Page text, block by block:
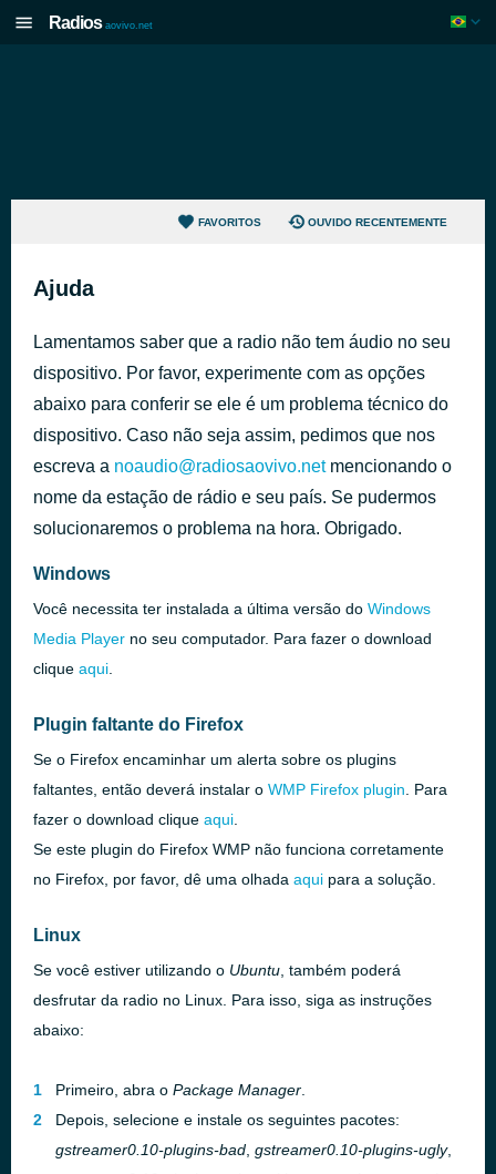
Radios aovivo.net
FAVORITOS OUVIDO RECENTEMENTE
Ajuda
Lamentamos saber que a radio não tem áudio no seu
dispositivo. Por favor, experimente com as opções
abaixo para conferir se ele é um problema técnico do
dispositivo. Caso não seja assim, pedimos que nos
escreva a noaudio@radiosaovivo.netmencionando o
nome da estação de rádio e seu país. Se pudermos
solucionaremos o problema na hora. Obrigado.
Windows
Você necessita ter instalada a última versão do Windows
Media Player no seu computador. Para fazer o download
clique aqui
Plugin faltante do Firefox
Se o Firefox encaminhar um alerta sobre os plugins
faltantes, então deverá instalar o WMP Firefox plugin . Para
fazer o download clique aqui
Se este plugin do Firefox WMP não funciona corretamente
no Firefox, por favor, dê uma olhada aqui para a solução.
Linux
Se você estiver utilizando o Ubuntu , também poderá
desfrutar da radio no Linux. Para isso, siga as instruções
abaixo:
Primeiro, abra o Package Manager
Depois, selecione e instale os seguintes pacotes:
gstreamer0.10-plugins-bad gstreamer0.10-plugins-ugly,